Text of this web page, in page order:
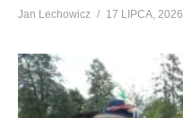
Jan Lechowicz 17 LIPCA, 2026